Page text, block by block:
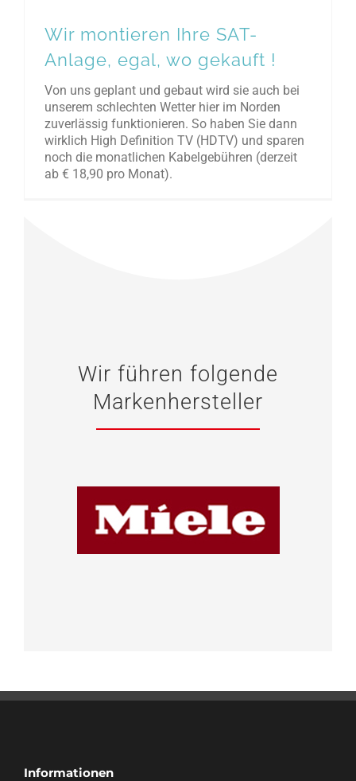
Wir montieren Ihre SAT-
Anlage, egal, wo gekauft !
Von uns geplant und gebaut wird sie auch bei
unserem schlechten Wetter hier im Norden
zuverlässig funktionieren. So haben Sie dann
wirklich High Definition TV (HDTV) und sparen
noch die monatlichen Kabelgebühren (derzeit
ab € 18,90 pro Monat).
Wir führen folgende
Markenhersteller
Informationen